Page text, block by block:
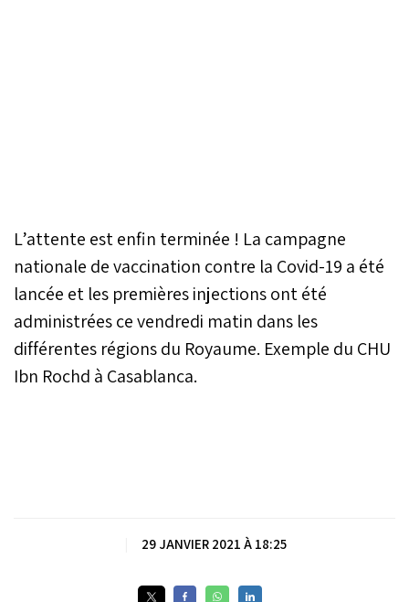
L’attente est enfin terminée ! La campagne
nationale de vaccination contre la Covid-19 a été
lancée et les premières injections ont été
administrées ce vendredi matin dans les
différentes régions du Royaume. Exemple du CHU
Ibn Rochd à Casablanca.
29 JANVIER 2021 À 18:25